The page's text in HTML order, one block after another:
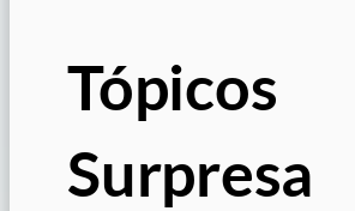
Tópicos
Surpresa